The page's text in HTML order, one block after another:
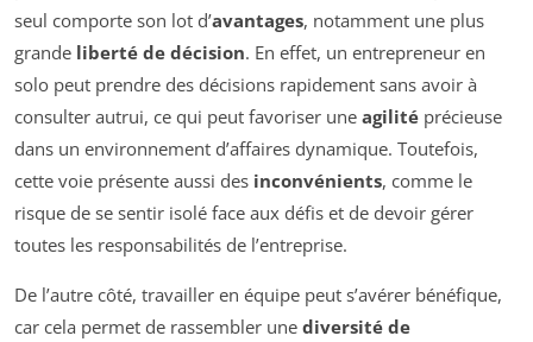
seul comporte son lot d’avantages, notamment une plus
grande liberté de décision. En effet, un entrepreneur en
solo peut prendre des décisions rapidement sans avoir à
consulter autrui, ce qui peut favoriser une agilité précieuse
dans un environnement d’affaires dynamique. Toutefois,
cette voie présente aussi des inconvénients, comme le
risque de se sentir isolé face aux défis et de devoir gérer
toutes les responsabilités de l’entreprise.
De l’autre côté, travailler en équipe peut s’avérer bénéfique,
car cela permet de rassembler une diversité de